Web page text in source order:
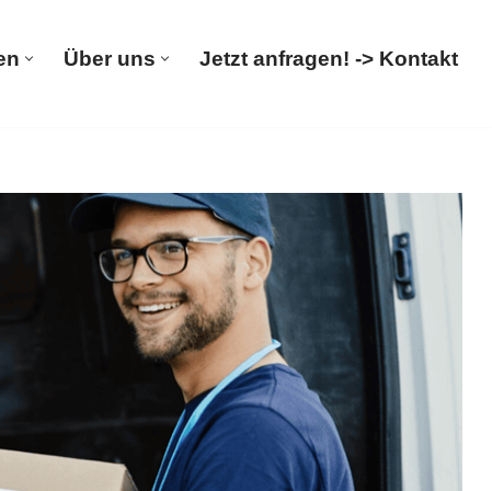
Über uns Jetzt anfragen! -> Kontakt
Entsorgung. Bestellen Sie
bei 𝐌&𝐋 𝐓𝐑𝐀𝐍𝐒𝐏𝐎𝐑𝐓𝐄. Ihr